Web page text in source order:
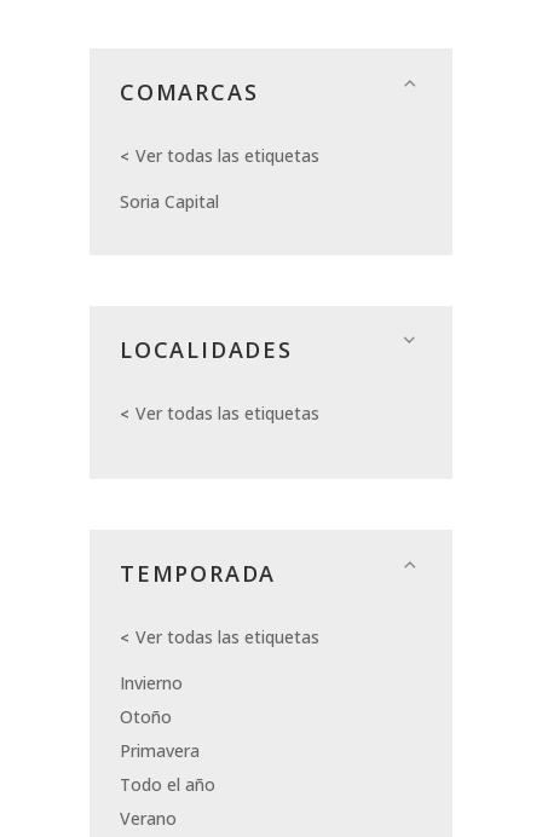
COMARCAS
Ver todas las etiquetas
Soria Capital
LOCALIDADES
Ver todas las etiquetas
TEMPORADA
Ver todas las etiquetas
Invierno
Otoño
Primavera
Todo el año
Verano